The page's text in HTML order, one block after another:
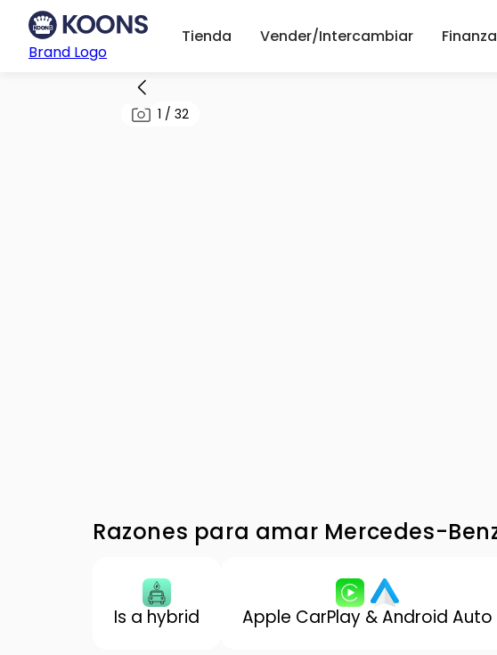
Brand Logo
Tienda Vender/Intercambiar
1 / 32
Razones para amar Mercedes-
Is a hybrid Apple CarPlay & Android Auto